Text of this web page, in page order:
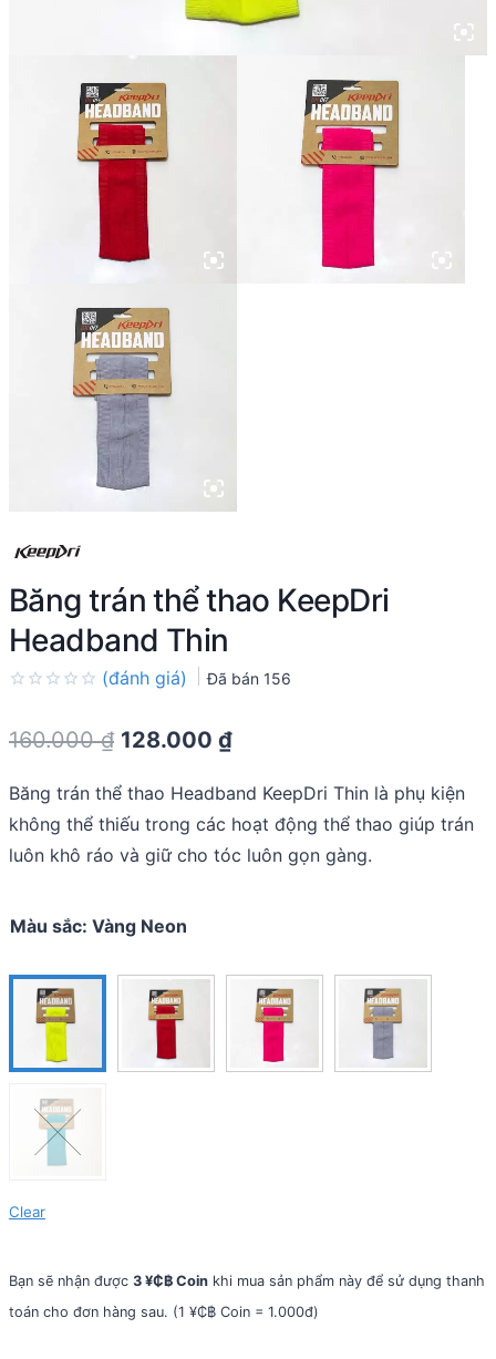
Băng trán thể thao KeepDri
Headband Thin
out
(đánh giá) Đã bán 156
160.000₫ Original
was:
160.000 ₫.
128.000 ₫Current
is:
128.000 ₫.
Băng trán thể thao Headband KeepDri Thin là phụ kiện
không thể thiếu trong các hoạt động thể thao giúp trán
luôn khô ráo và giữ cho tóc luôn gọn gàng.
Màu sắc: Vàng Neon
Clear
Bạn sẽ nhận được 3 ¥₵฿ Coin khi mua sản phẩm này để sử dụng thanh
toán cho đơn hàng sau. (1 ¥₵฿ Coin = 1.000đ)